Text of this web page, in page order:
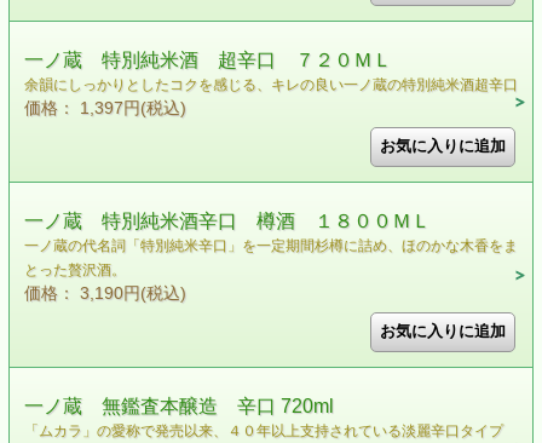
一ノ蔵 特別純米酒 超辛口 ７２０ＭＬ
余韻にしっかりとしたコクを感じる、キレの良い一ノ蔵の特別純米酒超辛口
価格： 1,397円(税込)
一ノ蔵 特別純米酒辛口 樽酒 １８００ＭＬ
一ノ蔵の代名詞「特別純米辛口」を一定期間杉樽に詰め、ほのかな木香をま
とった贅沢酒。
価格： 3,190円(税込)
一ノ蔵 無鑑査本醸造 辛口 720ml
「ムカラ」の愛称で発売以来、４０年以上支持されている淡麗辛口タイプ